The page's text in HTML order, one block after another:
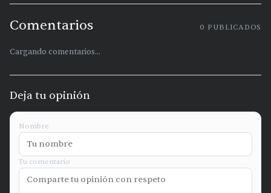
Comentarios 0 PUBLICADOS
Cargando comentarios...
Deja tu opinión
Nombre
Tu comentario